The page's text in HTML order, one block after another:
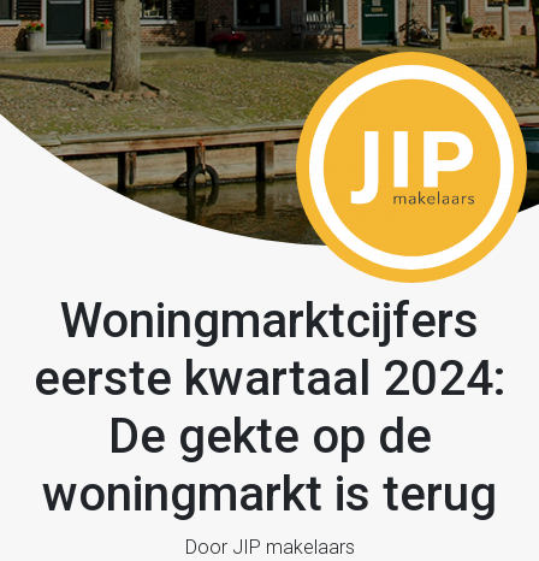
Woningmarktcijfers
eerste kwartaal 2024:
De gekte op de
woningmarkt is terug
Door JIP makelaars